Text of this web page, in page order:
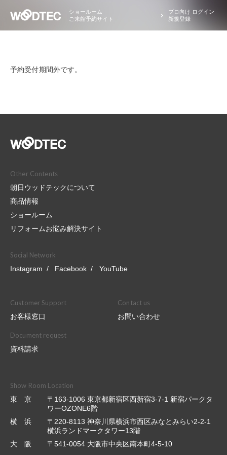
ショールーム
ご来館予約サイト
プロ向け ログイン
新規登録
予約受付期間外です。
Other Contents
朝日ウッドテックについて
商品情報
ショールーム
リフォームお悩み解決サイト
Social Network
Instagram
Facebook YouTube
Customer Support
お客様窓口
Contact us
お問い合わせ
Document request
資料請求
Show Room Location
東 京
〒163-1006 東京都新宿区西新宿3-7-1 新宿パークタ
ワーOZONE6階
横 浜
〒220-8113 神奈川県横浜市西区みなとみらい2-2-1
横浜ランドマークタワー13階
大 阪
〒541-0054 大阪市中央区南本町4-5-10